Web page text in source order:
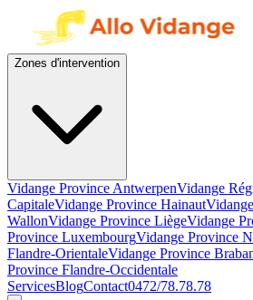
Zones d'intervention
Vidange Province AntwerpenVidange
CapitaleVidange Province Hainaut
WallonVidange Province LiègeVidange
Province LuxembourgVidange Province
Flandre-OrientaleVidange Province
Province Flandre-Occidentale
ServicesBlogContact0472/78.78.78